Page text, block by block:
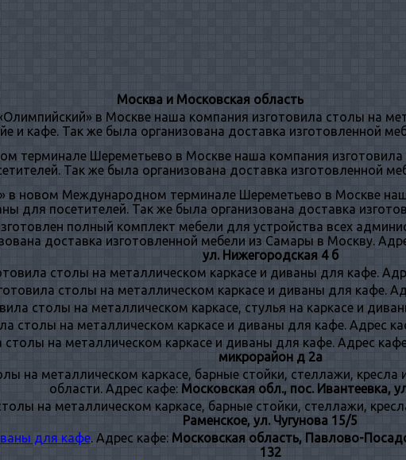
Москва и Московская область
в Москве наша компания изготовила столы на
и кафе. Так же была организована доставка изготовленной
терминале Шереметьево в Москве наша компания
Так же была организована доставка изготовленной
в новом Международном терминале Шереметьево в Москве
для посетителей. Так же была организована доставка
полный комплект мебели для устройства всех
доставка изготовленной мебели из Самары в Москву.
ул. Нижегородская 4 б
столы на металлическом каркасе и диваны для кафе.
столы на металлическом каркасе и диваны для кафе.
столы на металлическом каркасе, стулья на каркасе и
столы на металлическом каркасе и диваны для кафе. Адрес
на металлическом каркасе и диваны для кафе. Адрес
микрорайон д 2а
на металлическом каркасе, барные стойки, стеллажи,
области. Адрес кафе: Московская обл., пос. Ивантеевка,
на металлическом каркасе, барные стойки, стеллажи,
Раменское, ул. Чугунова 15/5
для кафе. Адрес кафе: Московская область, Павлово-
132